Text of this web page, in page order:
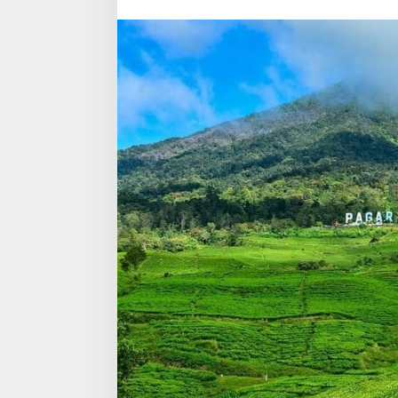
Dikunjungi!